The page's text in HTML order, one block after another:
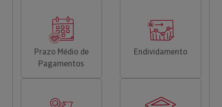
Prazo Médio de
Pagamentos
Endividamento